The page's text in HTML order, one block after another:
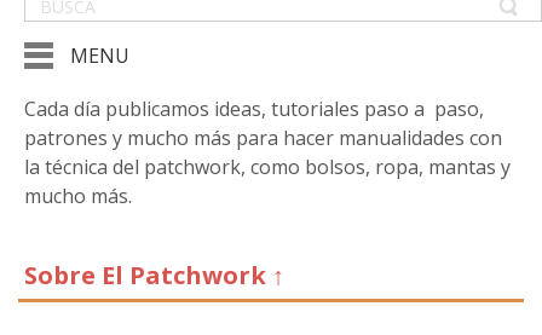
MENU
Cada día publicamos ideas, tutoriales paso a paso,
patrones y mucho más para hacer manualidades con
la técnica del patchwork, como bolsos, ropa, mantas y
mucho más.
Sobre El Patchwork ↑